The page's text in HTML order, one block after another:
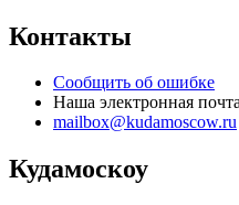
Контакты
Сообщить об ошибке
Наша электронная
mailbox@kudamoscow.ru
Кудамоскоу